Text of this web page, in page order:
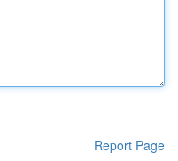
Report Page